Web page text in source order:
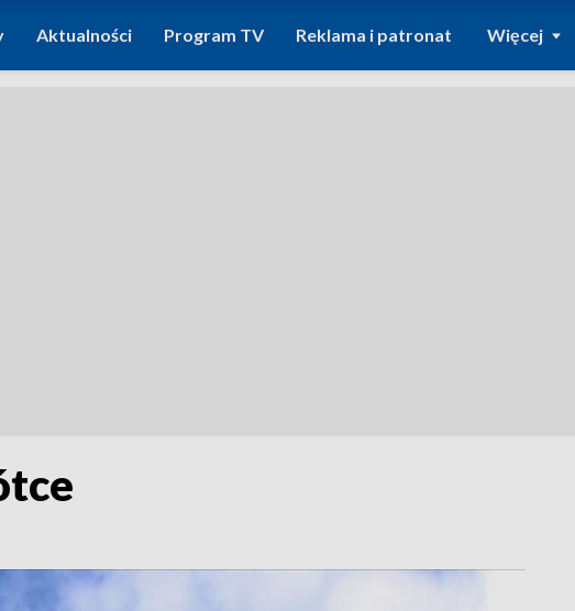
Aktualności Program TV Reklama i patronat Więcej